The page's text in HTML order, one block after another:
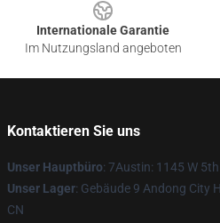
Internationale Garantie
Im Nutzungsland angeboten
Kontaktieren Sie uns
Unser Hauptbüro: 7Austin: 1145 W
Unser Lager: Gebäude 9 Andong City
CN